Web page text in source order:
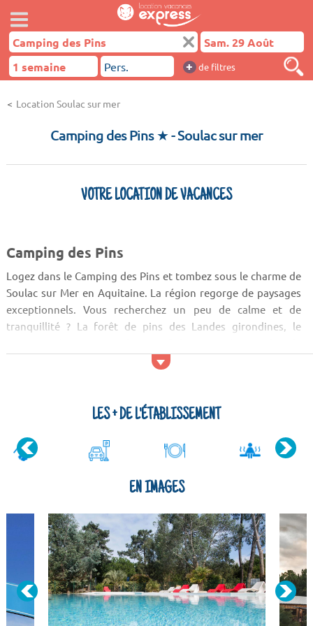
+ de filtres
Location Soulac sur mer
Camping des Pins ★- Soulac sur mer
VOTRE LOCATION DE VACANCES
Camping des Pins
Logez dans le Camping des Pins et tombez sous le charme de
Soulac sur Mer en Aquitaine. La région regorge de paysages
exceptionnels. Vous recherchez un peu de calme et de
tranquillité ? La forêt de pins des Landes girondines, le
Gascogne sont parfaits pour cela !
Louez un vélo sur place pour profiter des alentours ! Pour
LES + DE L'ÉTABLISSEMENT
EN IMAGES